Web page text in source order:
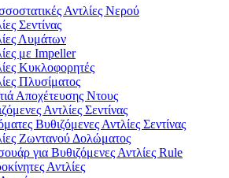
Αντλίες Νερού
Σεντίνας
Λυμάτων
με Impeller
Κυκλοφορητές
Πλυσίματος
Αποχέτευσης Ντους
Αντλίες Σεντίνας
Βυθιζόμενες Αντλίες Σεντίνας
Ζωντανού Δολώματος
για Βυθιζόμενες Αντλίες Rule
Αντλίες